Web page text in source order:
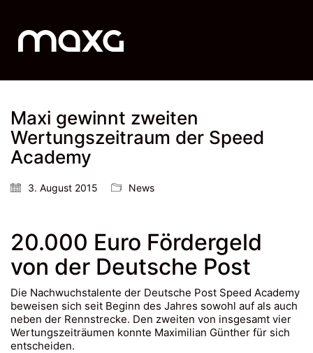
Maxi gewinnt zweiten
Wertungszeitraum der Speed
Academy
3. August 2015 News
20.000 Euro Fördergeld
von der Deutsche Post
Die Nachwuchstalente der Deutsche Post Speed Academy
beweisen sich seit Beginn des Jahres sowohl auf als auch
neben der Rennstrecke. Den zweiten von insgesamt vier
Wertungszeiträumen konnte Maximilian Günther für sich
entscheiden.